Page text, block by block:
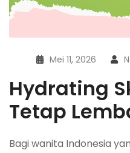
Mei 11, 2026
Hydrating
Tetap
Bagi wanita Indonesia